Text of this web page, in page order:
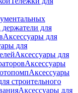
для
Аксессуары для
для
Аксессуары для
Аксессуары
Аксессуары
строительного
Аксессуары для